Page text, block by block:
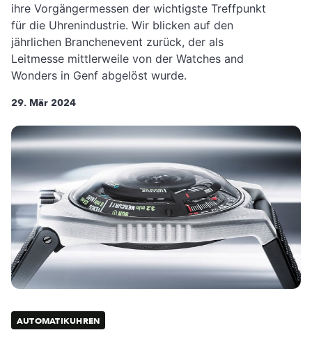
ihre Vorgängermessen der wichtigste Treffpunkt
für die Uhrenindustrie. Wir blicken auf den
jährlichen Branchenevent zurück, der als
Leitmesse mittlerweile von der Watches and
Wonders in Genf abgelöst wurde.
29. Mär 2024
AUTOMATIKUHREN